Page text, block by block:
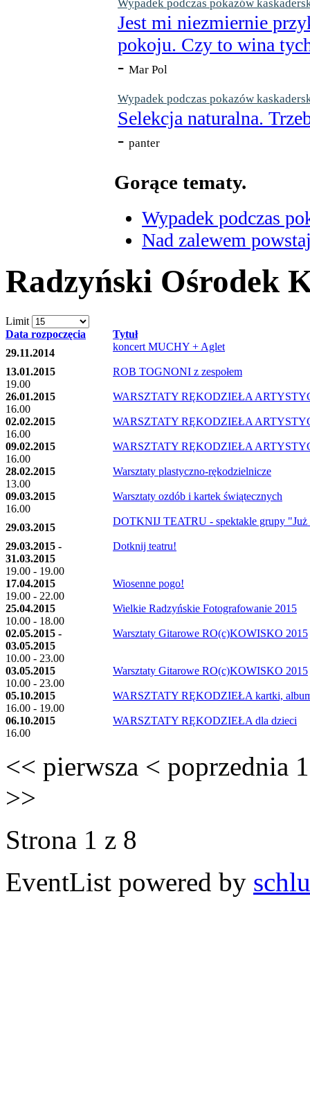
Wypadek podczas pokazów
Jest mi niezmiernie
pokoju. Czy to wina
- Mar Pol
Wypadek podczas pokazów
Selekcja naturalna.
- panter
Gorące tematy.
Wypadek podczas
Nad zalewem
Radzyński Ośrodek
Limit
Data rozpoczęcia
Tytuł
29.11.2014
koncert MUCHY + Aglet
13.01.2015
19.00
ROB TOGNONI z zespołem
26.01.2015
16.00
WARSZTATY RĘKODZIEŁA
02.02.2015
16.00
WARSZTATY RĘKODZIEŁA
09.02.2015
16.00
WARSZTATY RĘKODZIEŁA
28.02.2015
13.00
Warsztaty plastyczno-rękodzielnicze
09.03.2015
16.00
Warsztaty ozdób i kartek świątecznych
29.03.2015
DOTKNIJ TEATRU - spektakle grupy
29.03.2015 -
31.03.2015
19.00 - 19.00
Dotknij teatru!
17.04.2015
19.00 - 22.00
Wiosenne pogo!
25.04.2015
10.00 - 18.00
Wielkie Radzyńskie Fotografowanie 2015
02.05.2015 -
03.05.2015
10.00 - 23.00
Warsztaty Gitarowe RO(c)KOWISKO 2015
03.05.2015
10.00 - 23.00
Warsztaty Gitarowe RO(c)KOWISKO 2015
05.10.2015
16.00 - 19.00
WARSZTATY RĘKODZIEŁA kartki,
06.10.2015
16.00
WARSZTATY RĘKODZIEŁA dla dzieci
<< pierwsza < poprzednia 1
>>
Strona 1 z 8
EventList powered by